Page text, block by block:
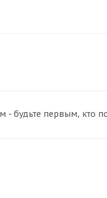
- будьте первым, кто